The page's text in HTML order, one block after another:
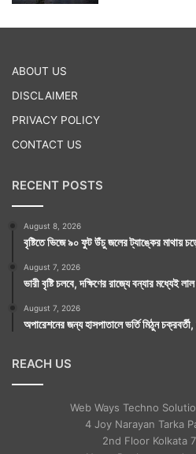
ABOUT US
DISCLAIMER
PRIVACY POLICY
CONTACT US
RECENT POSTS
August 8, 2026
বৃষ্টিতে ভিজে ৯০ ফুট উঁচু জলের ট্যাঙ্কের মাথায়
August 7, 2026
ভারী বৃষ্টি চলবে, দক্ষিণের রাজ্যে বন্যার মধ্যেই
August 7, 2026
অপারেশনের জন্য হাসপাতালে ভর্তি মিঠুন চক্রবর্তী,
REACH US
Web Ways Techno
4 Joy Narayan Tarka
2nd Floor Kolkata